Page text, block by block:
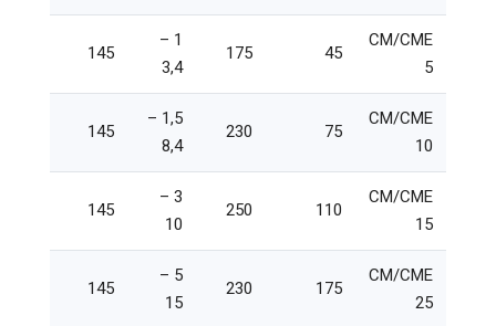
CM/CME
5
45
175
1 –
3,4
145
CM/CME
10
75
230
1,5 –
8,4
145
CM/CME
15
110
250
3 –
10
145
CM/CME
25
175
230
5 –
15
145